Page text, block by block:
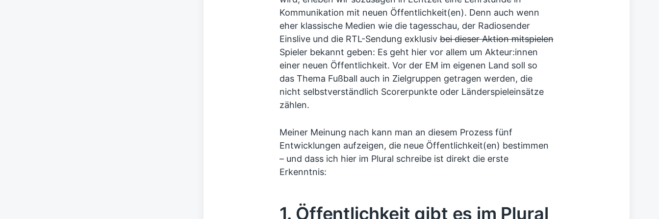
Kommunikation mit neuen Öffentlichkeit(en). Denn auch wenn
eher klassische Medien wie die tagesschau, der Radiosender
Einslive und die RTL-Sendung exklusivbei dieser Aktion mitspielen
Spieler bekannt geben: Es geht hier vor allem um Akteur:innen
einer neuen Öffentlichkeit. Vor der EM im eigenen Land soll so
das Thema Fußball auch in Zielgruppen getragen werden, die
nicht selbstverständlich Scorerpunkte oder Länderspieleinsätze
zählen.
Meiner Meinung nach kann man an diesem Prozess fünf
Entwicklungen aufzeigen, die neue Öffentlichkeit(en) bestimmen
– und dass ich hier im Plural schreibe ist direkt die erste
Erkenntnis:
1. Öffentlichkeit gibt es im Plural